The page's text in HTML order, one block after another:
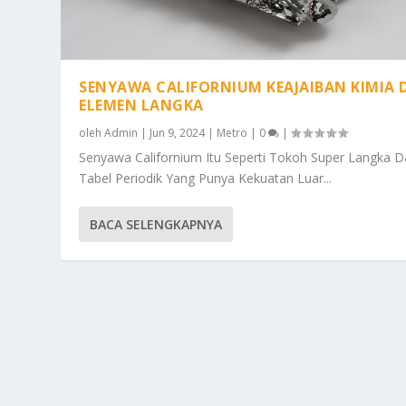
SENYAWA CALIFORNIUM KEAJAIBAN KIMIA
ELEMEN LANGKA
olehAdmin | Jun 9, 2024| Metro | 0 |
Senyawa Californium Itu Seperti Tokoh Super Langka
Tabel Periodik Yang Punya Kekuatan Luar...
BACA SELENGKAPNYA